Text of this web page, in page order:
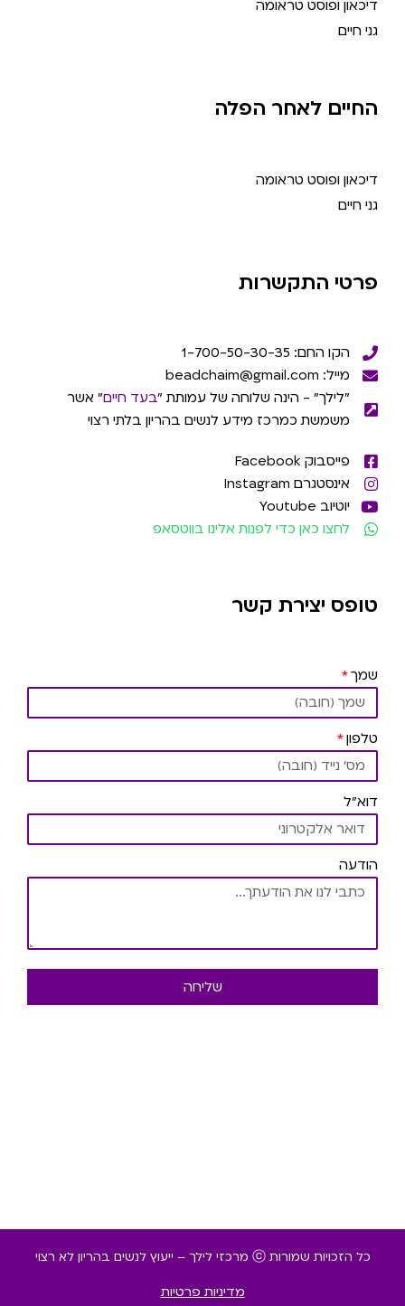
דיכאון ופוסט טראומה
גני חיים
החיים לאחר הפלה
דיכאון ופוסט טראומה
גני חיים
פרטי התקשרות
הקו החם: 1-700-50-30-35
מייל: beadchaim@gmail.com
"לילך" - הינה שלוחה של עמותת "בעד חיים" אשר
משמשת כמרכז מידע לנשים בהריון בלתי רצוי
פייסבוק Facebook
אינסטגרם Instagram
יוטיוב Youtube
לחצו כאן כדי לפנות אלינו בווטסאפ
טופס יצירת קשר
שמך
טלפון
דוא"ל
הודעה
שליחה
כל הזכויות שמורות ⓒ מרכזי לילך – ייעוץ לנשים בהריון לא רצוי
מדיניות פרטיות